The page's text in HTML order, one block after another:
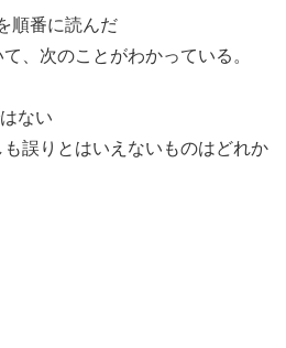
順番に読んだ
、次のことがわかっている。
ない
誤りとはいえないものはどれか